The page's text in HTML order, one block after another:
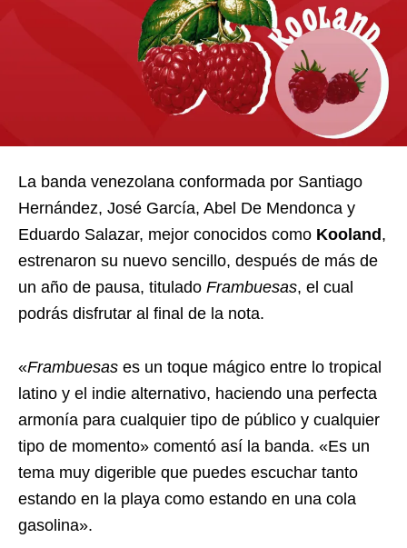
La banda venezolana conformada por Santiago
Hernández, José García, Abel De Mendonca y
Eduardo Salazar, mejor conocidos como Kooland ,
estrenaron su nuevo sencillo, después de más de
un año de pausa, titulado Frambuesas, el cual
podrás disfrutar al final de la nota.
«Frambuesas es un toque mágico entre lo tropical
latino y el indie alternativo, haciendo una perfecta
armonía para cualquier tipo de público y cualquier
tipo de momento» comentó así la banda. «Es un
tema muy digerible que puedes escuchar tanto
estando en la playa como estando en una cola
gasolina».